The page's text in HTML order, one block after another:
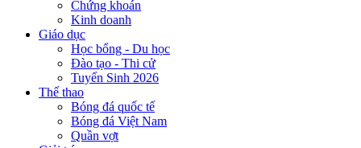
Chứng khoán
Kinh doanh
Giáo dục
Học bổng - Du học
Đào tạo - Thi cử
Tuyển Sinh 2026
Thể thao
Bóng đá quốc tế
Bóng đá Việt Nam
Quần vợt